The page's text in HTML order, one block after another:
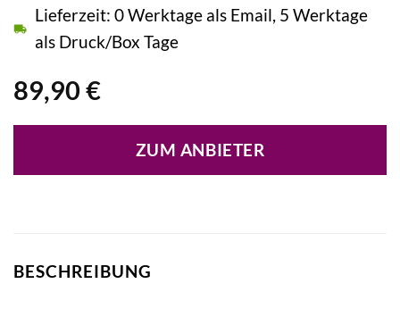
89,90 €
Lieferzeit: 0 Werktage als Email, 5 Werktage
als Druck/Box Tage
ZUM ANBIETER
BESCHREIBUNG